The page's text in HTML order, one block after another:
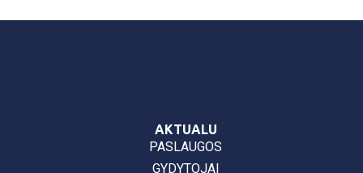
AKTUALU
PASLAUGOS
GYDYTOJAI